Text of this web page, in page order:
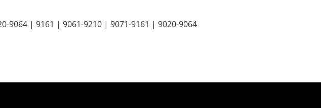
| 9161 | 9061-9210 | 9071-9161 | 9020-9064